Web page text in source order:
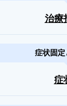
治療
症状固定
症